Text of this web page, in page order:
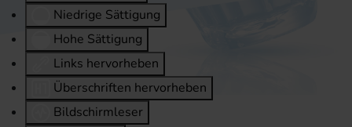
Niedrige Sättigung
Hohe Sättigung
Links hervorheben
Überschriften hervorheben
Bildschirmleser